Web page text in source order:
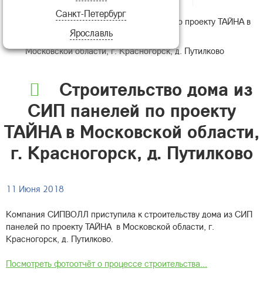
Санкт-Петербург
Ярославль
Строительство дома из СИП панелей по проекту ТАЙНА в
Московской области, г. Красногорск, д. Путилково
Строительство дома из
СИП панелей по проекту
ТАЙНА в Московской области,
г. Красногорск, д. Путилково
11 Июня 2018
Компания СИПВОЛЛ приступила к строительству дома из СИП
панелей по проекту ТАЙНА в Московской области, г.
Красногорск, д. Путилково.
Посмотреть фотоотчёт о процессе строительства...